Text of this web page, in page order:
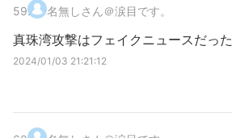
59. 名無しさん＠涙目です。
真珠湾攻撃はフェイクニュースだった
2024/01/03 21:21:12